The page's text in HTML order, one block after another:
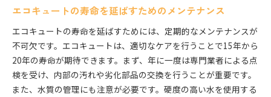
エコキュートの寿命を延ばすためのメンテナンス
エコキュートの寿命を延ばすためには、定期的なメンテナンスが
不可欠です。エコキュートは、適切なケアを行うことで15年から
20年の寿命が期待できます。まず、年に一度は専門業者による点
検を受け、内部の汚れや劣化部品の交換を行うことが重要です。
また、水質の管理にも注意が必要です。硬度の高い水を使用する